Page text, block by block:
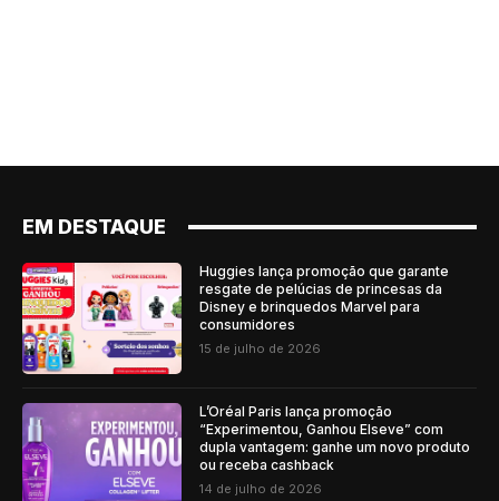
EM DESTAQUE
Huggies lança promoção que garante
resgate de pelúcias de princesas da
Disney e brinquedos Marvel para
consumidores
15 de julho de 2026
L’Oréal Paris lança promoção
“Experimentou, Ganhou Elseve” com
dupla vantagem: ganhe um novo produto
ou receba cashback
14 de julho de 2026